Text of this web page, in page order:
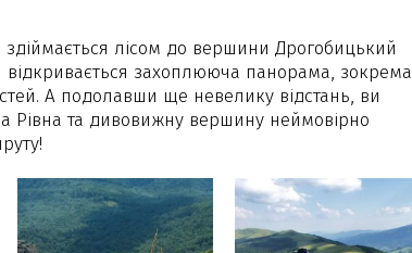
лісом до вершини Дрогобицький
відкривається захоплююча панорама, зокрема
А подолавши ще невелику відстань, ви
Рівна та дивовижну вершину неймовірно